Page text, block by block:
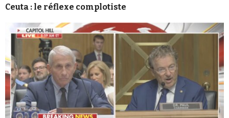
Ceuta : le réflexe complotiste